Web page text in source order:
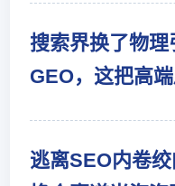
搜索界换了物
GEO，这把高
逃离SEO内卷绞